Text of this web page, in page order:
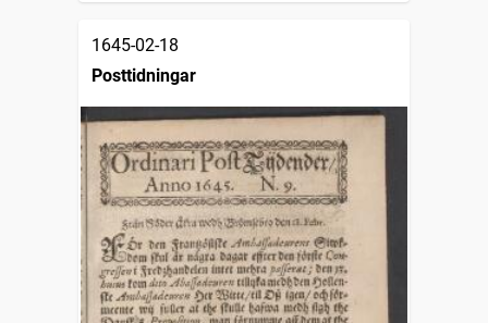
1645-02-18
Posttidningar